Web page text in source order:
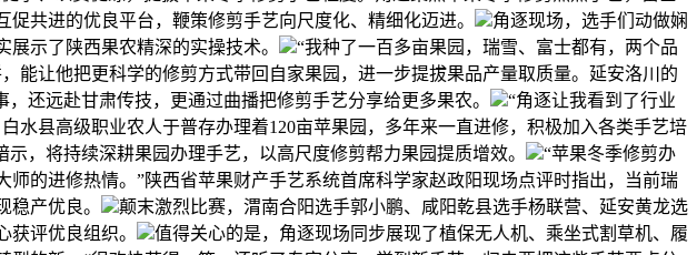
共进的优良平台，鞭策修剪手艺向尺度化、精细化迈进。
角逐现场，选手们动做娴
示了陕西果农精深的实操技术。
“我种了一百多亩果园，瑞雪、富士都有，两个品
能让他把更科学的修剪方式带回自家果园，进一步提拔果品产量取质量。延安洛川的
还远赴甘肃传技，更通过曲播把修剪手艺分享给更多果农。
“角逐让我看到了行业
水县高级职业农人于普存办理着120亩苹果园，多年来一直进修，积极加入各类手艺培
，将持续深耕果园办理手艺，以高尺度修剪帮力果园提质增效。
“苹果冬季修剪办
的进修热情。”陕西省苹果财产手艺系统首席科学家赵政阳现场点评时指出，当前瑞
产优良。
颠末激烈比赛，渭南合阳选手郭小鹏、咸阳乾县选手杨联营、延安黄龙选
评优良组织。
值得关心的是，角逐现场同步展现了植保无人机、乘坐式割草机、履